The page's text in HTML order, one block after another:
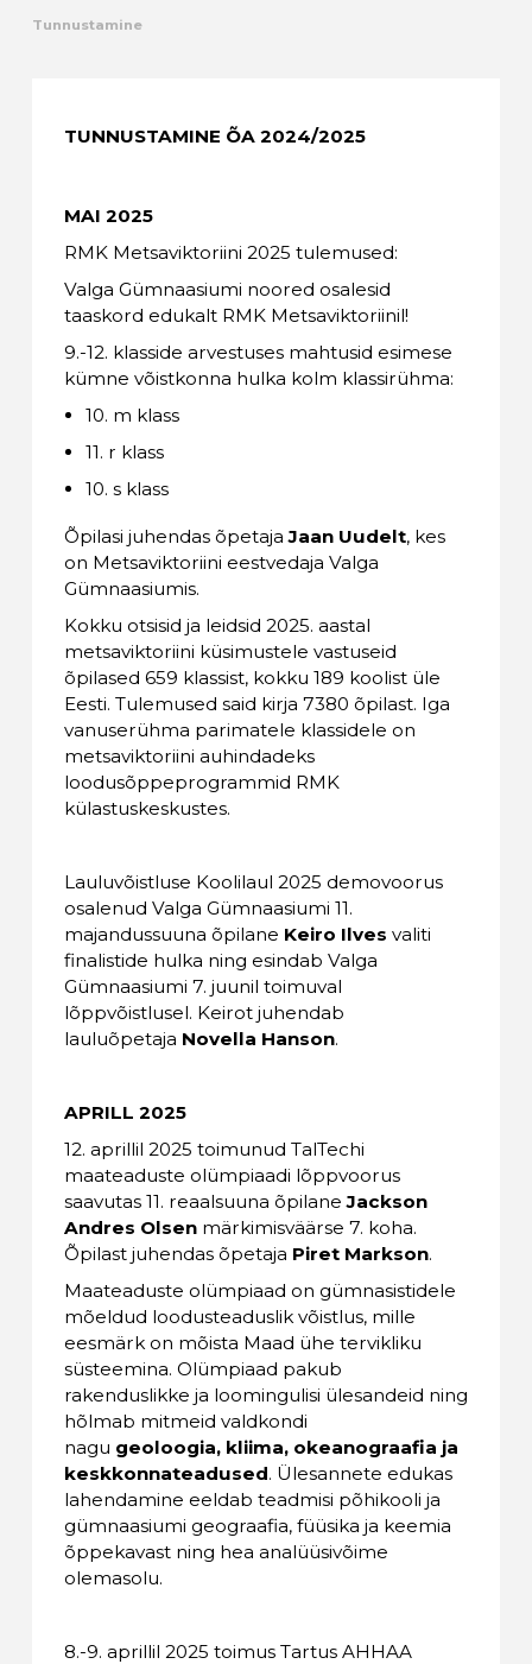
Tunnustamine
TUNNUSTAMINE ÕA 2024/2025
MAI 2025
RMK Metsaviktoriini 2025 tulemused:
Valga Gümnaasiumi noored osalesid
taaskord edukalt RMK Metsaviktoriinil!
9.-12. klasside arvestuses mahtusid esimese
kümne võistkonna hulka kolm klassirühma:
10. m klass
11. r klass
10. s klass
Õpilasi juhendas õpetaja Jaan Uudelt, kes
on Metsaviktoriini eestvedaja Valga
Gümnaasiumis.
Kokku otsisid ja leidsid 2025. aastal
metsaviktoriini küsimustele vastuseid
õpilased 659 klassist, kokku 189 koolist üle
Eesti. Tulemused said kirja 7380 õpilast. Iga
vanuserühma parimatele klassidele on
metsaviktoriini auhindadeks
loodusõppeprogrammid RMK
külastuskeskustes.
Lauluvõistluse Koolilaul 2025 demovoorus
osalenud Valga Gümnaasiumi 11.
majandussuuna õpilane Keiro Ilves valiti
finalistide hulka ning esindab Valga
Gümnaasiumi 7. juunil toimuval
lõppvõistlusel. Keirot juhendab
lauluõpetaja Novella Hanson.
APRILL 2025
12. aprillil 2025 toimunud TalTechi
maateaduste olümpiaadi lõppvoorus
saavutas 11. reaalsuuna õpilaneJackson
Andres Olsenmärkimisväärse 7. koha.
Õpilast juhendas õpetaja Piret Markson.
Maateaduste olümpiaad on gümnasistidele
mõeldud loodusteaduslik võistlus, mille
eesmärk on mõista Maad ühe tervikliku
süsteemina. Olümpiaad pakub
rakenduslikke ja loomingulisi ülesandeid ning
hõlmab mitmeid valdkondi
nagu geoloogia, kliima, okeanograafia ja
keskkonnateadused. Ülesannete edukas
lahendamine eeldab teadmisi põhikooli ja
gümnaasiumi geograafia, füüsika ja keemia
õppekavast ning hea analüüsivõime
olemasolu.
8.-9. aprillil 2025 toimus Tartus AHHAA
Järelvalve